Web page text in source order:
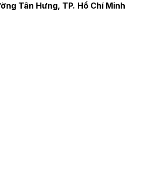
Tân Hưng, TP. Hồ Chí Minh